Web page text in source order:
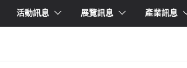
活動訊息 展覽訊息 產業訊息